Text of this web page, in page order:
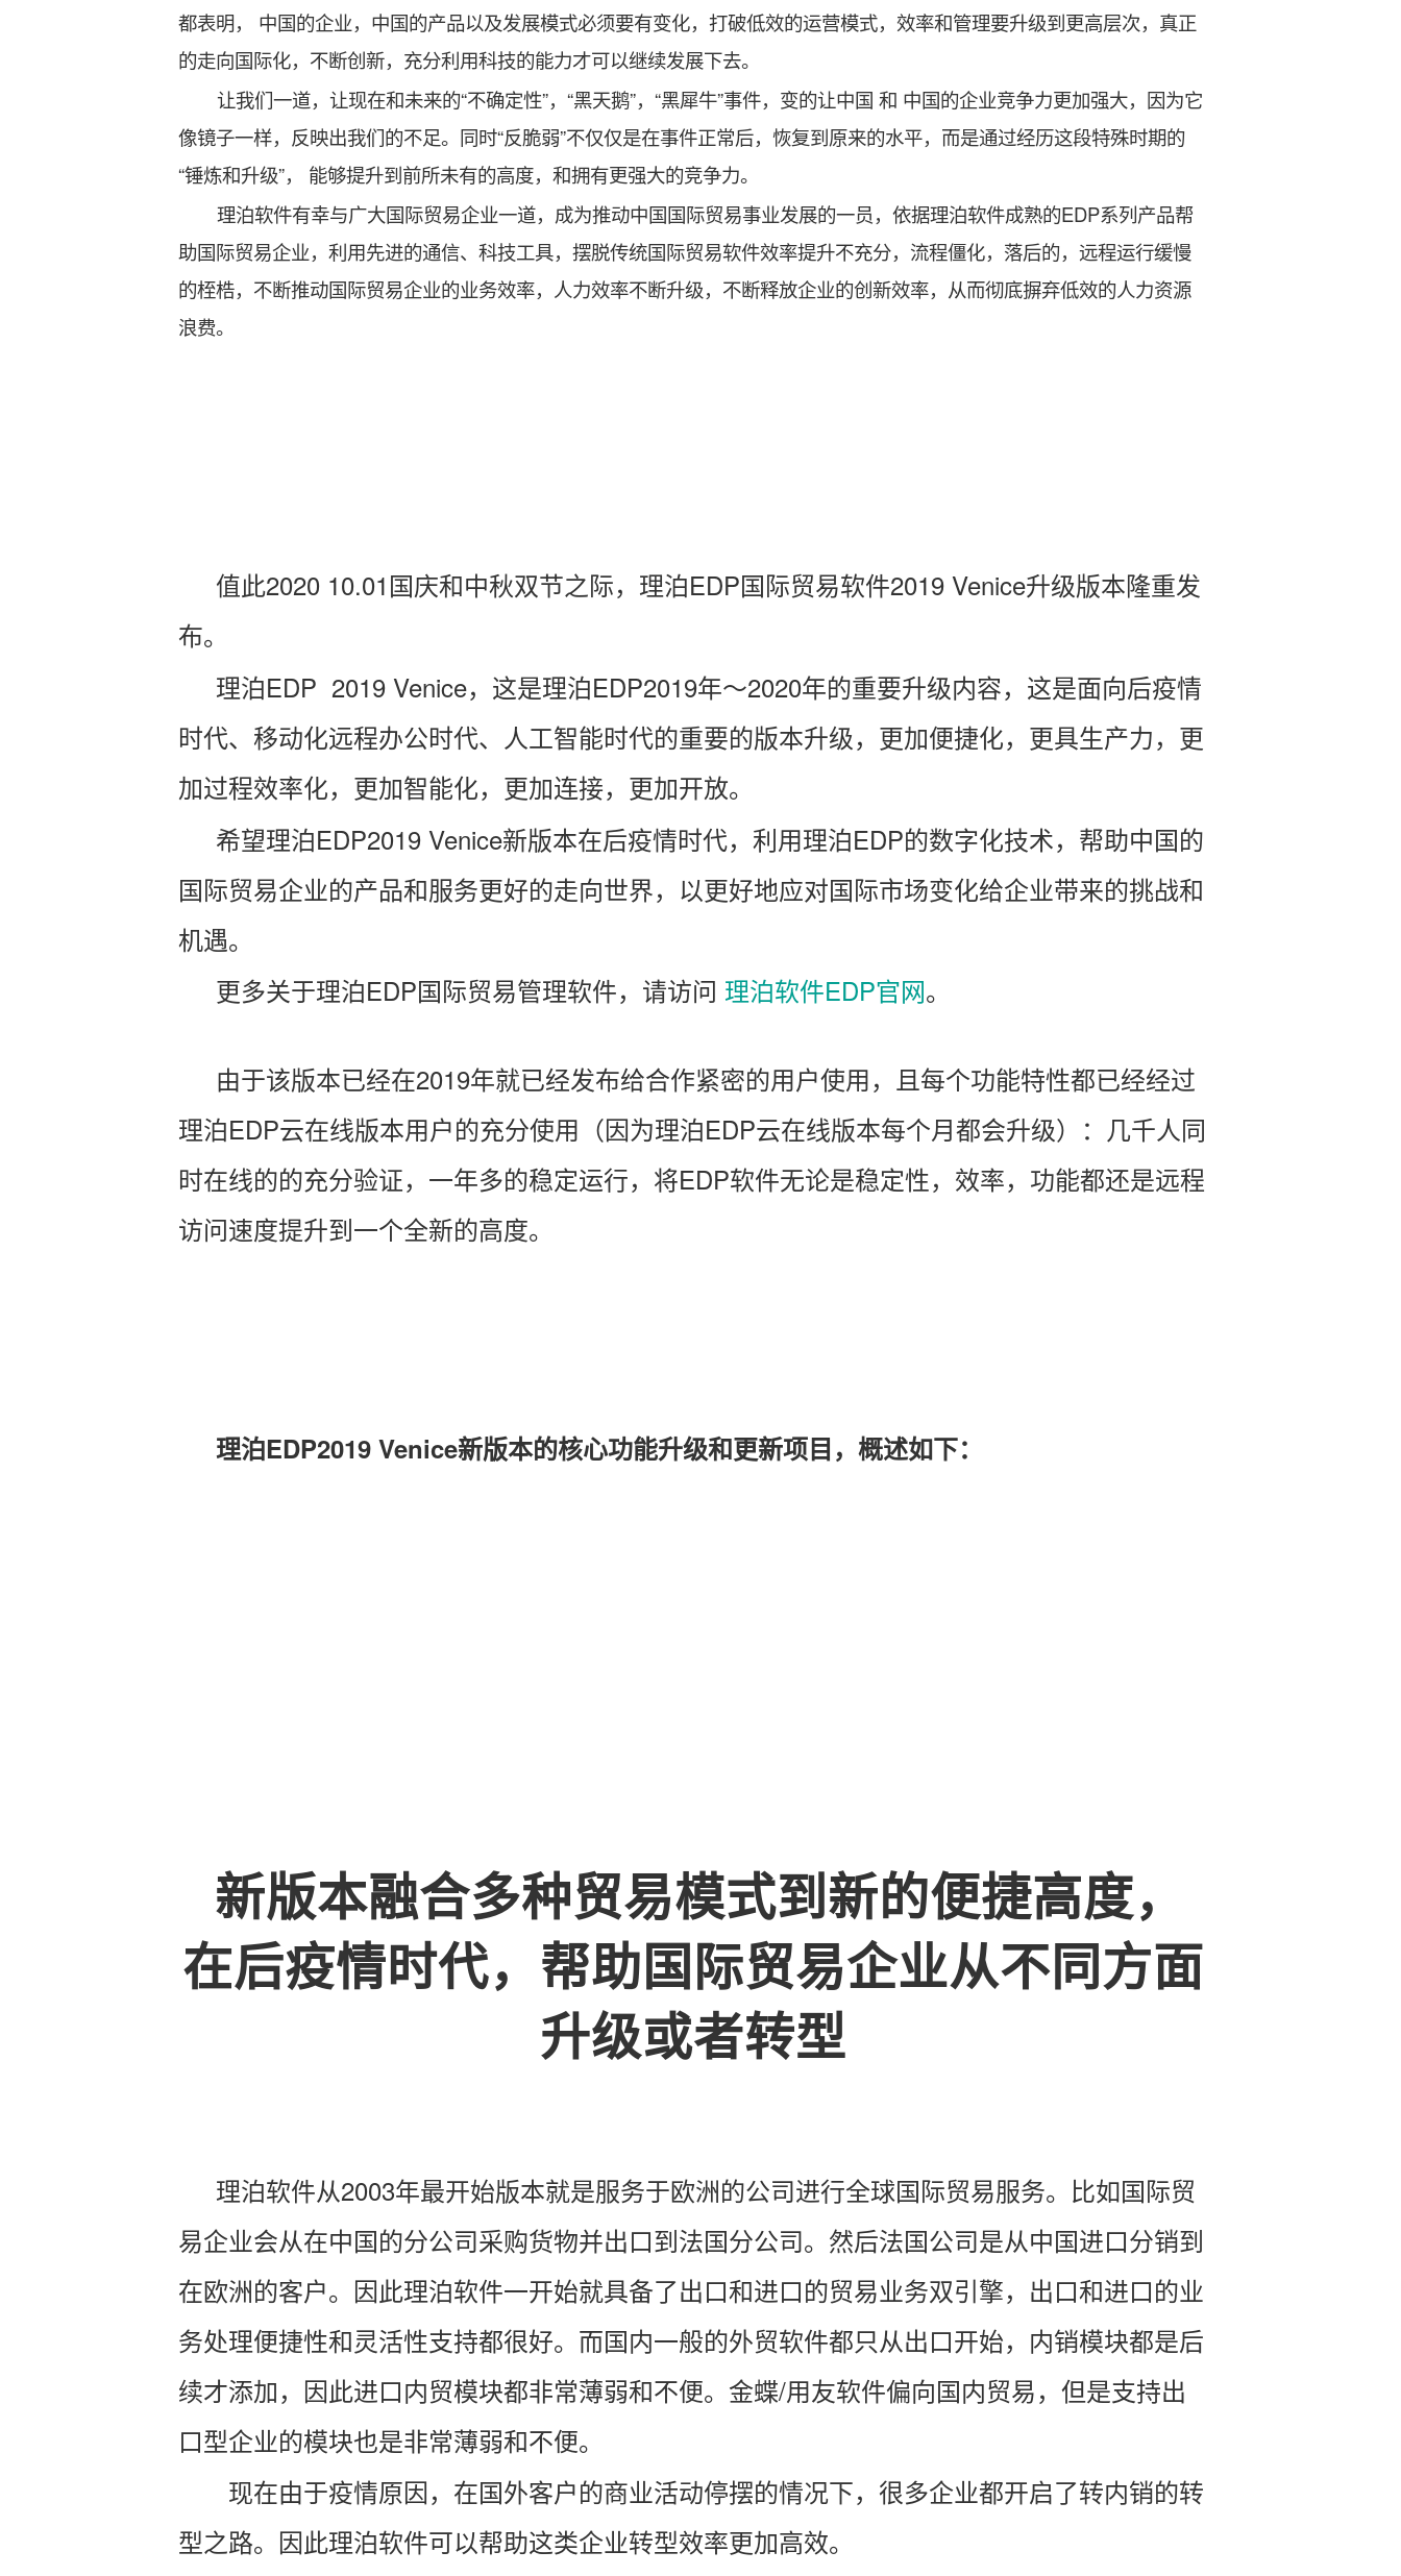
都表明， 中国的企业，中国的产品以及发展模式必须要有变化，打破低效的运营模式，效率和管理要升级到更高层次，真正
的走向国际化，不断创新，充分利用科技的能力才可以继续发展下去。
让我们一道，让现在和未来的“不确定性”，“黑天鹅”，“黑犀牛”事件，变的让中国 和 中国的企业竞争力更加强大，因为它
像镜子一样，反映出我们的不足。同时“反脆弱”不仅仅是在事件正常后，恢复到原来的水平，而是通过经历这段特殊时期的
“锤炼和升级”， 能够提升到前所未有的高度，和拥有更强大的竞争力。
理泊软件有幸与广大国际贸易企业一道，成为推动中国国际贸易事业发展的一员，依据理泊软件成熟的EDP系列产品帮
助国际贸易企业，利用先进的通信、科技工具，摆脱传统国际贸易软件效率提升不充分，流程僵化，落后的，远程运行缓慢
的桎梏，不断推动国际贸易企业的业务效率，人力效率不断升级，不断释放企业的创新效率，从而彻底摒弃低效的人力资源
浪费。
值此2020 10.01国庆和中秋双节之际，理泊EDP国际贸易软件2019 Venice升级版本隆重发
布。
理泊EDP 2019 Venice，这是理泊EDP2019年～2020年的重要升级内容，这是面向后疫情
时代、移动化远程办公时代、人工智能时代的重要的版本升级，更加便捷化，更具生产力， 更
加过程效率化， 更加智能化，更加连接，更加开放。
希望理泊EDP2019 Venice新版本在后疫情时代，利用理泊EDP的数字化技术， 帮助中国的
国际贸易企业的产品和服务更好的走向世界， 以更好地应对国际市场变化给企业带来的挑战和
机遇。
更多关于理泊EDP国际贸易管理软件，请访问 理泊软件EDP官网。
由于该版本已经在2019年就已经发布给合作紧密的用户使用，且每个功能特性都已经经过
理泊EDP云在线版本用户的充分使用（因为理泊EDP云在线版本每个月都会升级）：几千人同
时在线的的充分验证，一年多的稳定运行，将EDP软件无论是稳定性，效率，功能都还是远程
访问速度提升到一个全新的高度。
理泊EDP2019 Venice新版本的核心功能升级和更新项目 ， 概述如下：
新版本融合多种贸易模式到新的便捷高度，
在后疫情时代，帮助国际贸易企业从不同方面
升级或者转型
理泊软件从2003年最开始版本就是服务于欧洲的公司进行全球国际贸易服务。比如国际贸
易企业会从在中国的分公司采购货物并出口到法国分公司。然后法国公司是从中国进口分销到
在欧洲的客户。因此理泊软件一开始就具备了出口和进口的贸易业务双引擎，出口和进口的业
务处理便捷性和灵活性支持都很好。而国内一般的外贸软件都只从出口开始，内销模块都是后
续才添加，因此进口内贸模块都非常薄弱和不便。金蝶/用友软件偏向国内贸易，但是支持出
口型企业的模块也是非常薄弱和不便。
现在由于疫情原因，在国外客户的商业活动停摆的情况下，很多企业都开启了转内销的转
型之路。因此理泊软件可以帮助这类企业转型效率更加高效。